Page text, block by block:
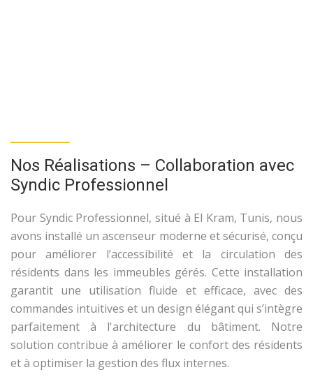
Nos Réalisations – Collaboration avec
Syndic Professionnel
Pour Syndic Professionnel, situé à El Kram, Tunis, nous
avons installé un ascenseur moderne et sécurisé, conçu
pour améliorer l’accessibilité et la circulation des
résidents dans les immeubles gérés. Cette installation
garantit une utilisation fluide et efficace, avec des
commandes intuitives et un design élégant qui s’intègre
parfaitement à l'architecture du bâtiment. Notre
solution contribue à améliorer le confort des résidents
et à optimiser la gestion des flux internes.